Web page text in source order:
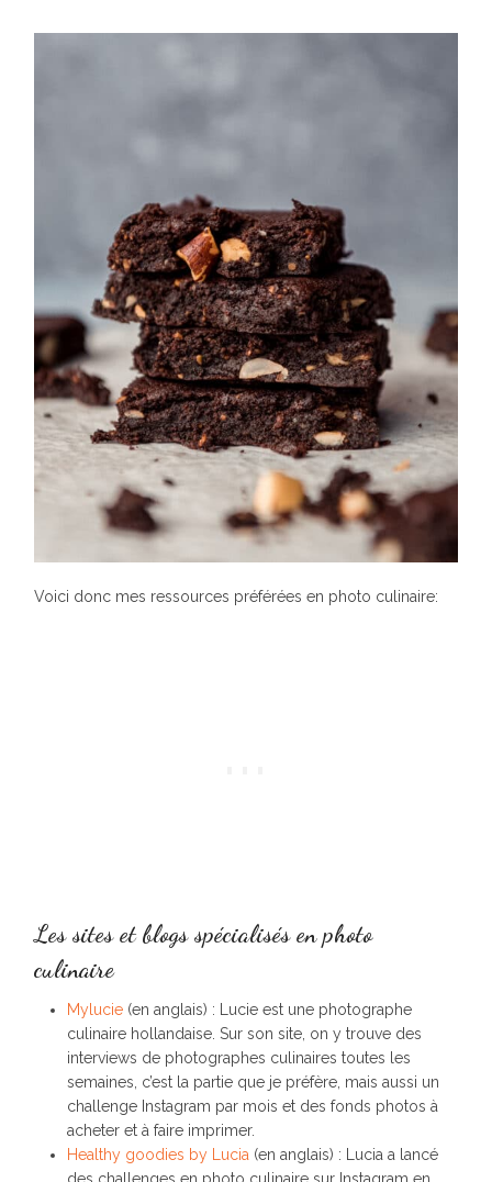
Voici donc mes ressources préférées en photo culinaire:
Les sites et blogs spécialisés en photo
culinaire
Mylucie (en anglais) : Lucie est une photographe
culinaire hollandaise. Sur son site, on y trouve des
interviews de photographes culinaires toutes les
semaines, c’est la partie que je préfère, mais aussi un
challenge Instagram par mois et des fonds photos à
acheter et à faire imprimer.
Healthy goodies by Lucia (en anglais) : Lucia a lancé
des challenges en photo culinaire sur Instagram en